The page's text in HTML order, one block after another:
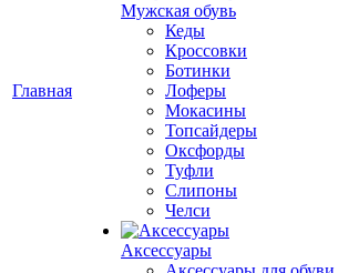
Главная
Мужская обувь
Кеды
Кроссовки
Ботинки
Лоферы
Мокасины
Топсайдеры
Оксфорды
Туфли
Слипоны
Челси
Аксессуары